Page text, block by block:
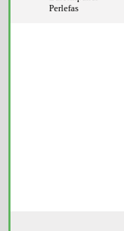
Perlefas